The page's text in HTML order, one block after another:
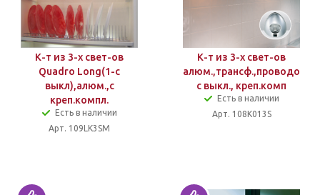
К-т из 3-х свет-ов
Quadro Long(1-с
выкл),алюм.,с
креп.компл.
Есть в наличии
Арт. 109LK3SM
К-т из 3-х свет-ов
алюм.,трансф.,проводов
с выкл., креп.комп
Есть в наличии
Арт. 108K013S